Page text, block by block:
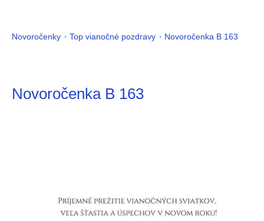
Novoročenky Top vianočné pozdravy Novoročenka B 163
Novoročenka B 163